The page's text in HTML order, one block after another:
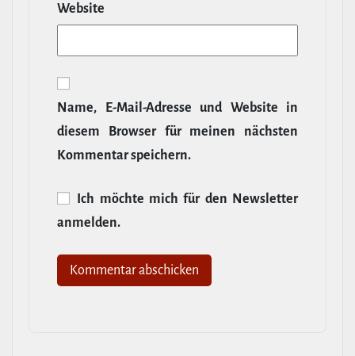
Website
Name, E‑Mail-​Adresse und Website in
diesem Browser für meinen nächsten
Kommentar speichern.
Ich möchte mich für den News­letter
anmelden.